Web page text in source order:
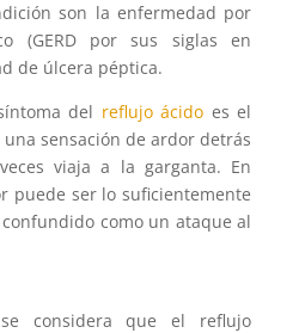
son la enfermedad por
(GERD por sus siglas en
de úlcera péptica.
del reflujo ácido es el
una sensación de ardor detrás
viaja a la garganta. En
puede ser lo suficientemente
como un ataque al
se considera que el reflujo